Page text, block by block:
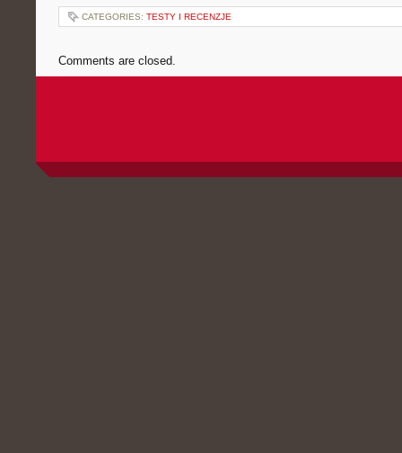
CATEGORIES: TESTY I RECENZJE
Comments are closed.